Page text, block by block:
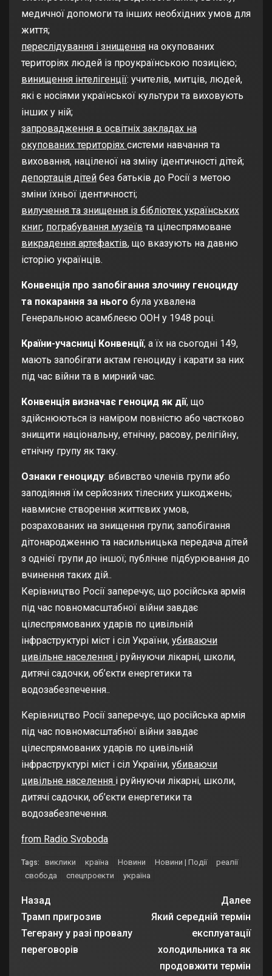
медичної допомоги та інших необхідних умов для
життя;
переслідування і знищення на окупованих
територіях людей із проукраїнською позицією;
винищення інтелігенції: учителів, митців, людей,
які є носіями української культури та виховують
інших у ній;
запровадження в освітніх закладах на
окупованих територіях системи навчання та
виховання, націленої на зміну ідентичності дітей;
депортація дітей без батьків до Росії з метою
зміни їхньої ідентичності;
вилучення та знищення із бібліотек українських
книг, пограбування музеїв та цілеспрямоване
викрадення артефактів, що вказують на давню
історію українців.
Конвенція про запобігання злочину геноциду
та покарання за нього була ухвалена
Генеральною асамблеєю ООН у 1948 році.
Країни-учасниці Конвенції, а їх на сьогодні 149,
мають запобігати актам геноциду і карати за них
під час війни та в мирний час.
Конвенція визначає геноцид як дії, що
здійснюються із наміром повністю або частково
знищити національну, етнічну, расову, релігійну,
етнічну групу як таку.
Ознаки геноциду: вбивство членів групи або
заподіяння їм серйозних тілесних ушкоджень;
навмисне створення життєвих умов,
розрахованих на знищення групи; запобігання
дітонародженню та насильницька передача дітей
з однієї групи до іншої; публічне підбурювання до
вчинення таких дій..
Керівництво Росії заперечує, що російська армія
під час повномасштабної війни завдає
цілеспрямованих ударів по цивільній
інфраструктурі міст і сіл України, убиваючи
цивільне населення і руйнуючи лікарні, школи,
дитячі садочки, об’єкти енергетики та
водозабезпечення..
Керівництво Росії заперечує, що російська армія
під час повномасштабної війни завдає
цілеспрямованих ударів по цивільній
інфраструктурі міст і сіл України, убиваючи
цивільне населення і руйнуючи лікарні, школи,
дитячі садочки, об’єкти енергетики та
водозабезпечення.
from Radio Svoboda
Tags: виклики країна Новини Новини | Події
реалії
свобода
спецпроекти україна
Назад
Трамп пригрозив
Тегерану у разі провалу
переговорів
Далее
Який середній термін
експлуатації
холодильника та як
продовжити термін